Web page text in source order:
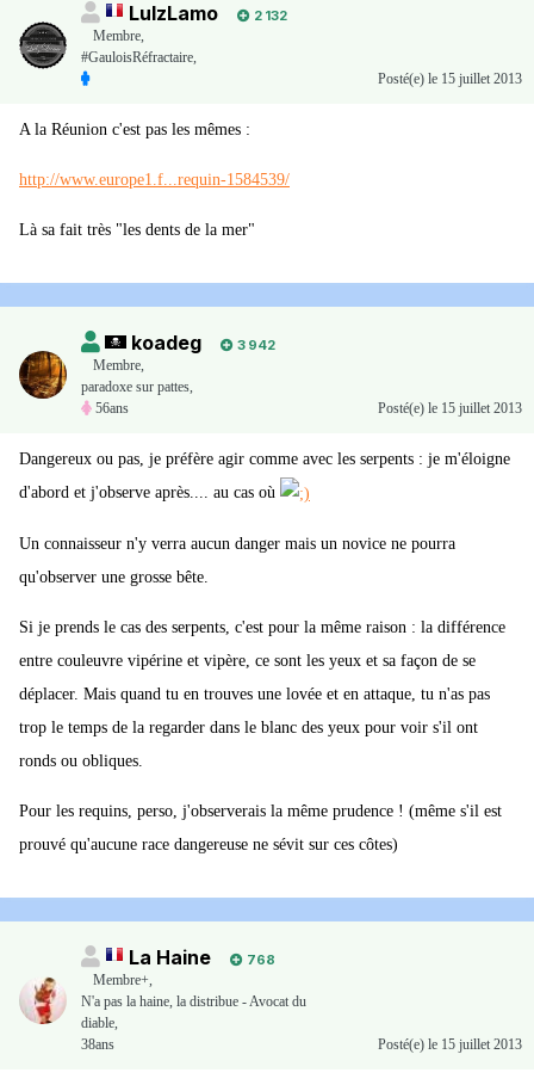
LulzLamo
2 132
Membre,
#GauloisRéfractaire,
Posté(e) le 15 juillet 2013
A la Réunion c'est pas les mêmes :
http://www.europe1.f...requin-1584539/
Là sa fait très "les dents de la mer"
koadeg
3 942
Membre,
paradoxe sur pattes,
56ans
Posté(e) le 15 juillet 2013
Dangereux ou pas, je préfère agir comme avec les serpents : je m'éloigne
d'abord et j'observe après.... au cas où
Un connaisseur n'y verra aucun danger mais un novice ne pourra
qu'observer une grosse bête.
Si je prends le cas des serpents, c'est pour la même raison : la différence
entre couleuvre vipérine et vipère, ce sont les yeux et sa façon de se
déplacer. Mais quand tu en trouves une lovée et en attaque, tu n'as pas
trop le temps de la regarder dans le blanc des yeux pour voir s'il ont
ronds ou obliques.
Pour les requins, perso, j'observerais la même prudence ! (même s'il est
prouvé qu'aucune race dangereuse ne sévit sur ces côtes)
La Haine
768
Membre+,
N'a pas la haine, la distribue - Avocat du
diable,
38ans
Posté(e) le 15 juillet 2013